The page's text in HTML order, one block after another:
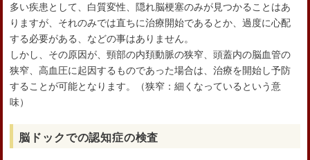
多い疾患として、白質変性、隠れ脳梗塞のみが見つかることはあ
りますが、それのみでは直ちに治療開始であるとか、過度に心配
する必要がある、などの事はありません。
しかし、その原因が、頸部の内頚動脈の狭窄、頭蓋内の脳血管の
狭窄、高血圧に起因するものであった場合は、治療を開始し予防
することが可能となります。（狭窄：細くなっているという意
味）
脳ドックでの認知症の検査